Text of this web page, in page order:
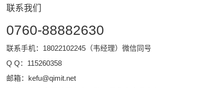
联系我们
0760-88882630
联系手机：18022102245（韦经理）微信同号
Q Q： 115260358
邮箱： kefu@qimit.net